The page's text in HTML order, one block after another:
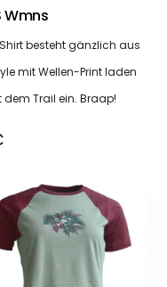
Wmns
besteht gänzlich aus
mit Wellen-Print laden
Trail ein. Braap!